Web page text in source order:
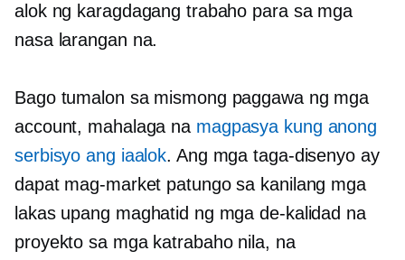
alok ng karagdagang trabaho para sa mga
nasa larangan na.
Bago tumalon sa mismong paggawa ng mga
account, mahalaga na magpasya kung anong
serbisyo ang iaalok. Ang mga taga-disenyo ay
dapat mag-market patungo sa kanilang mga
lakas upang maghatid ng mga de-kalidad na
proyekto sa mga katrabaho nila, na